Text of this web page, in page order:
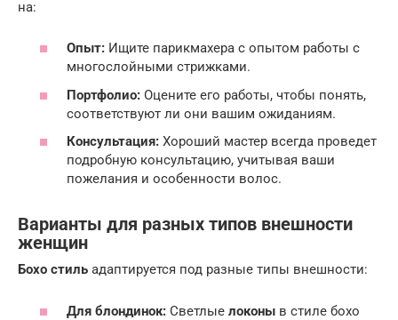
на:
Опыт: Ищите парикмахера с опытом работы с
многослойными стрижками.
Портфолио: Оцените его работы, чтобы понять,
соответствуют ли они вашим ожиданиям.
Консультация: Хороший мастер всегда проведет
подробную консультацию, учитывая ваши
пожелания и особенности волос.
Варианты для разных типов внешности
женщин
Бохо стиль адаптируется под разные типы внешности:
Для блондинок: Светлые локоны в стиле бохо